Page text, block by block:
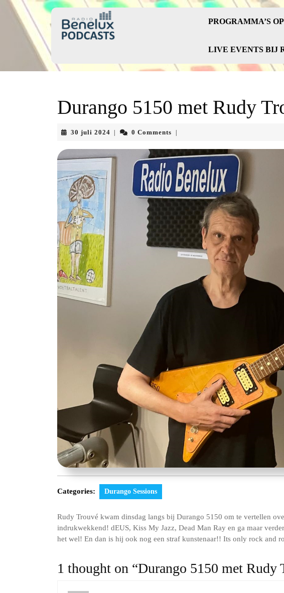
Skip
PROGRAMMA’S
LIVE EVENTS BIJ
Durango 5150 met Rudy
30 juli 2024 30
2024
0 Comments
Categories: Durango Sessions
Rudy Trouvé kwam dinsdag langs bij Durango 5150 om te vertellen
indrukwekkend! dEUS, Kiss My Jazz, Dead Man Ray en ga maar
het wel! En dan is hij ook nog een straf kunstenaar!! Its only rock and
1 thought on “Durango 5150 met Rudy